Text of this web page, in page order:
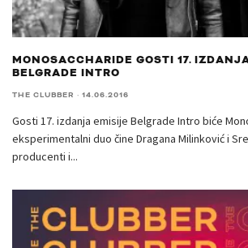
MONOSACCHARIDE GOSTI 17.
BELGRADE INTRO
THE CLUBBER · 14.06.2016
Gosti 17. izdanja emisije Belgrade Intro biće
eksperimentalni duo čine Dragana Milinković i
producenti i...